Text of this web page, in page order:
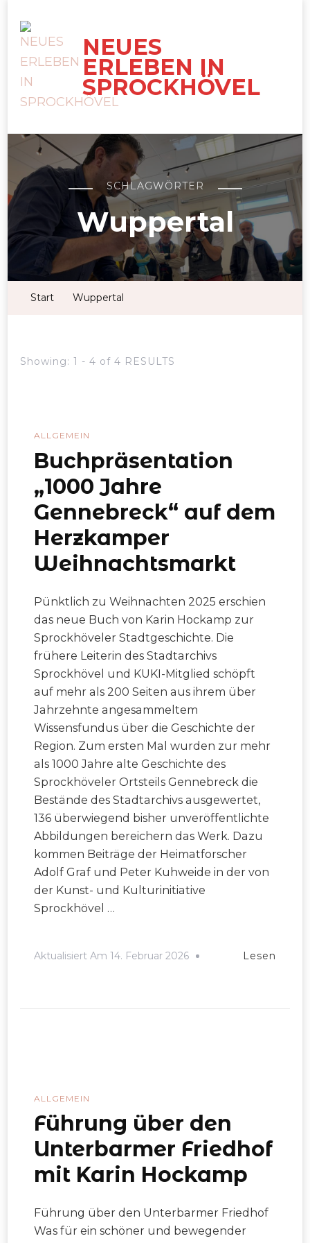
NEUES
ERLEBEN IN
SPROCKHÖVEL
SCHLAGWÖRTER
Wuppertal
Start Wuppertal
Showing: 1 - 4 of 4 RESULTS
ALLGEMEIN
Buchpräsentation
„1000 Jahre
Gennebreck“ auf dem
Herzkamper
Weihnachtsmarkt
Pünktlich zu Weihnachten 2025 erschien
das neue Buch von Karin Hockamp zur
Sprockhöveler Stadtgeschichte. Die
frühere Leiterin des Stadtarchivs
Sprockhövel und KUKI-Mitglied schöpft
auf mehr als 200 Seiten aus ihrem über
Jahrzehnte angesammeltem
Wissensfundus über die Geschichte der
Region. Zum ersten Mal wurden zur mehr
als 1000 Jahre alte Geschichte des
Sprockhöveler Ortsteils Gennebreck die
Bestände des Stadtarchivs ausgewertet,
136 überwiegend bisher unveröffentlichte
Abbildungen bereichern das Werk. Dazu
kommen Beiträge der Heimatforscher
Adolf Graf und Peter Kuhweide in der von
der Kunst- und Kulturinitiative
Sprockhövel …
Aktualisiert Am 14. Februar 2026 Lesen
ALLGEMEIN
Führung über den
Unterbarmer Friedhof
mit Karin Hockamp
Führung über den Unterbarmer Friedhof
Was für ein schöner und bewegender